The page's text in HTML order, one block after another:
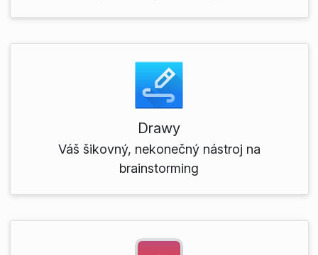
Drawy
Váš šikovný, nekonečný nástroj na
brainstorming